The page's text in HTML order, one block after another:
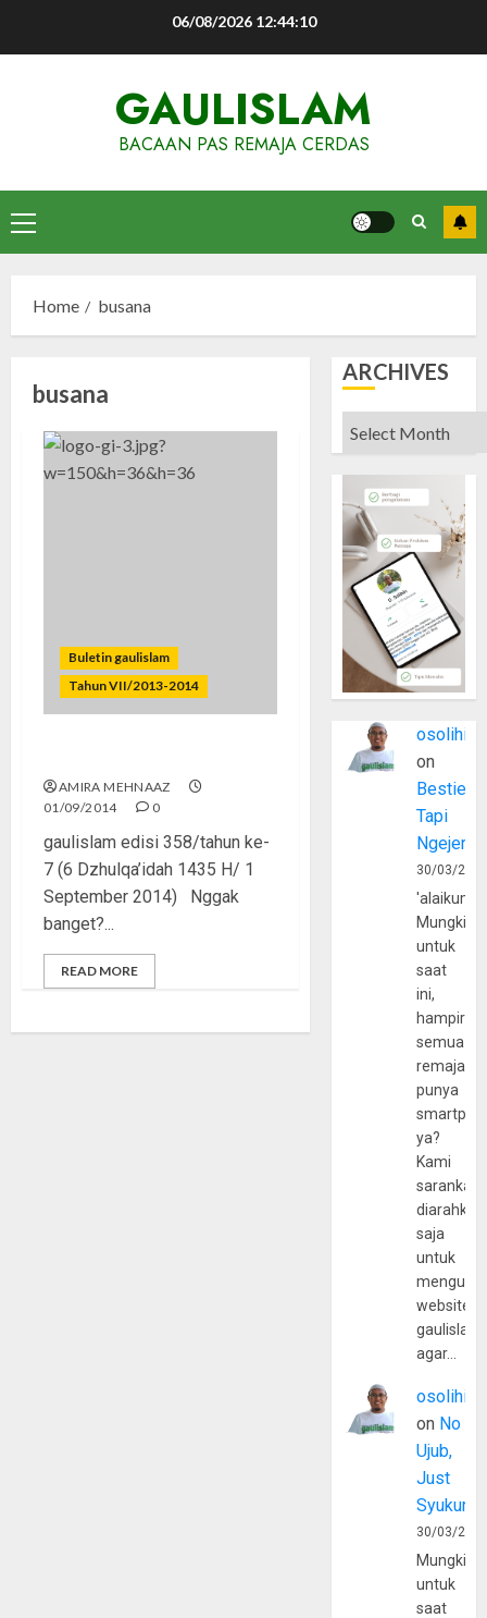
06/08/2026 12:44:11
GAULISLAM
BACAAN PAS REMAJA CERDAS
Primary
Menu
Home busana
busana
Buletin gaulislam
Tahun VII/2013-2014
AMIRA MEHNAAZ
01/09/2014
0
gaulislam edisi 358/tahun ke-
7 (6 Dzhulqa’idah 1435 H/ 1
September 2014) Nggak
banget?...
READ MORE
ARCHIVES
Archives
osolihin
on
Bestie
Tapi
30/03/
Mungkin
untuk
saat
ini,
hampir
semua
remaja
punya
ya?
Kami
sarankan,
diarahkan
saja
untuk
website
agar…
osolihin
on No
Ujub,
Just
Syukur
30/03/
Mungkin
untuk
saat